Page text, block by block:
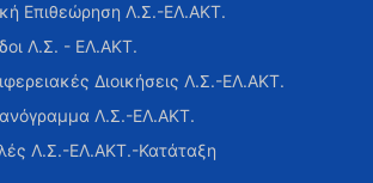
Επιθεώρηση Λ.Σ.-ΕΛ.ΑΚΤ.
Λ.Σ. - ΕΛ.ΑΚΤ.
Διοικήσεις Λ.Σ.-ΕΛ.ΑΚΤ.
Λ.Σ.-ΕΛ.ΑΚΤ.
Λ.Σ.-ΕΛ.ΑΚΤ.-Κατάταξη